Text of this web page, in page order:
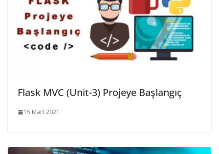
Flask MVC (Unit-3) Projeye Başlangıç
15 Mart 2021